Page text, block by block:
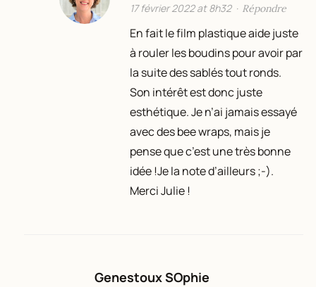
17 février 2022 at 8h32· Répondre
En fait le film plastique aide juste
à rouler les boudins pour avoir par
la suite des sablés tout ronds.
Son intérêt est donc juste
esthétique. Je n’ai jamais essayé
avec des bee wraps, mais je
pense que c’est une très bonne
idée !Je la note d’ailleurs ;-).
Merci Julie !
Genestoux SOphie